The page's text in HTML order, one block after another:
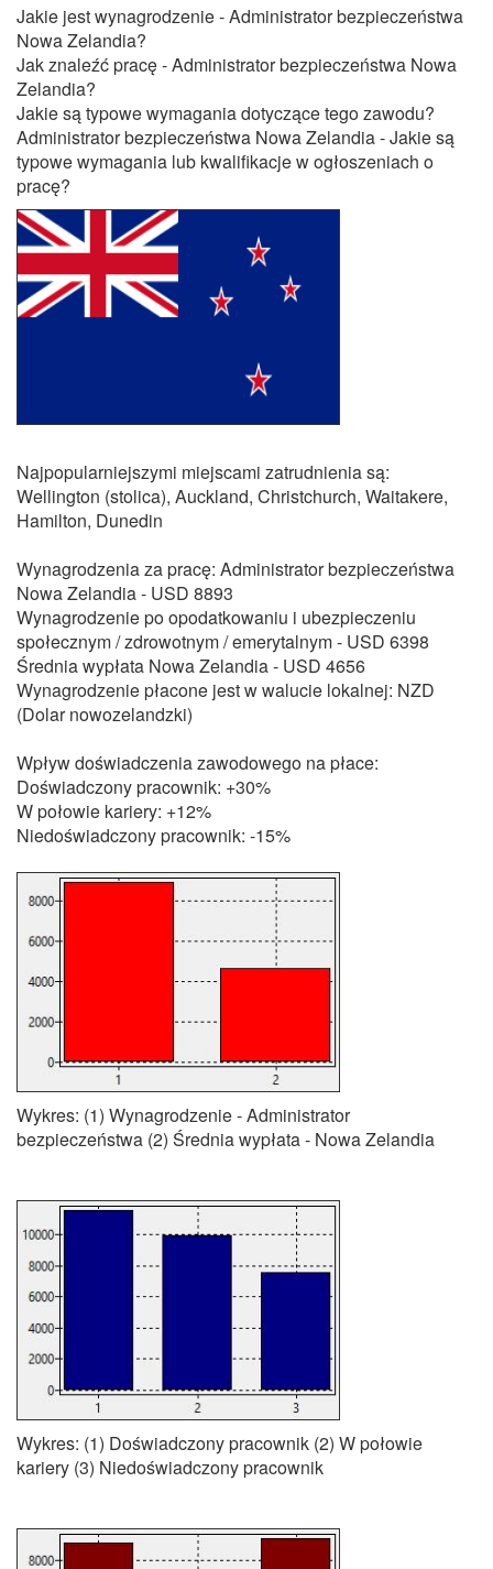
Jakie jest wynagrodzenie - Administrator bezpieczeństwa
Nowa Zelandia?
Jak znaleźć pracę - Administrator bezpieczeństwa Nowa
Zelandia?
Jakie są typowe wymagania dotyczące tego zawodu?
Administrator bezpieczeństwa Nowa Zelandia - Jakie są
typowe wymagania lub kwalifikacje w ogłoszeniach o
pracę?
Najpopularniejszymi miejscami zatrudnienia są:
Wellington (stolica), Auckland, Christchurch, Waitakere,
Hamilton, Dunedin
Wynagrodzenia za pracę: Administrator bezpieczeństwa
Nowa Zelandia - USD 8893
Wynagrodzenie po opodatkowaniu i ubezpieczeniu
społecznym / zdrowotnym / emerytalnym - USD 6398
Średnia wypłata Nowa Zelandia - USD 4656
Wynagrodzenie płacone jest w walucie lokalnej: NZD
(Dolar nowozelandzki)
Wpływ doświadczenia zawodowego na płace:
Doświadczony pracownik: +30%
W połowie kariery: +12%
Niedoświadczony pracownik: -15%
Wykres: (1) Wynagrodzenie - Administrator
bezpieczeństwa (2) Średnia wypłata - Nowa Zelandia
Wykres: (1) Doświadczony pracownik (2) W połowie
kariery (3) Niedoświadczony pracownik